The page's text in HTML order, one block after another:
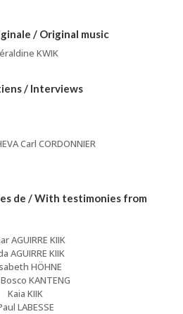
/ Original music
KWIK
/ Interviews
Carl CORDONNIER
de / With testimonies from
AGUIRRE KIIK
AGUIRRE KIIK
HÖHNE
KANTENG
Kaia KIIK
LABESSE